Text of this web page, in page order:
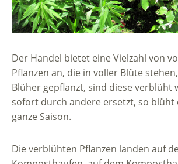
Der Handel bietet eine Vielzahl von
Pflanzen an, die in voller Blüte
Blüher gepflanzt, sind diese verblüht
sofort durch andere ersetzt, so blüht
ganze Saison.
Die verblühten Pflanzen landen auf